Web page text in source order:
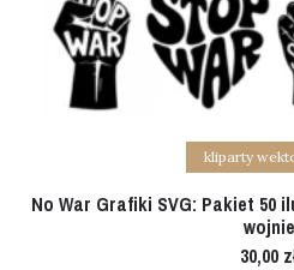
Add to cart
kliparty
No War Grafiki SVG: Pakiet 50
wojnie
30,00